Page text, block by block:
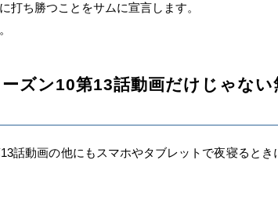
打ち勝つことをサムに宣言します。
ズン10第13話動画だけじゃない
話動画の他にもスマホやタブレットで夜寝るとき